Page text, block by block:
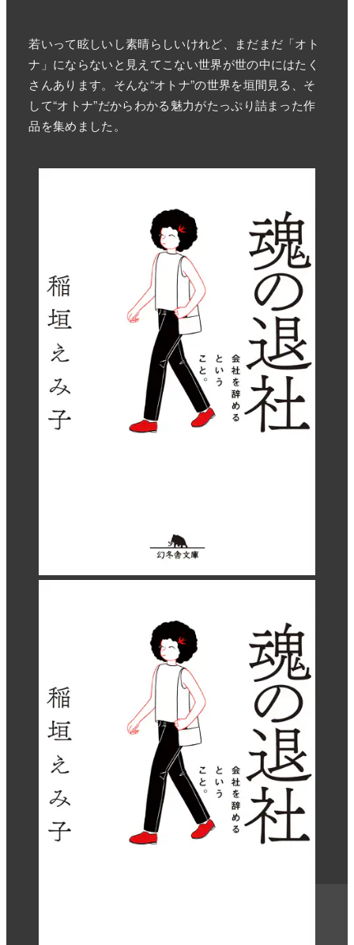
若いって眩しいし素晴らしいけれど、まだまだ「オト
ナ」にならないと見えてこない世界が世の中にはたく
さんあります。そんな“オトナ”の世界を垣間見る、そ
して“オトナ”だからわかる魅力がたっぷり詰まった作
品を集めました。